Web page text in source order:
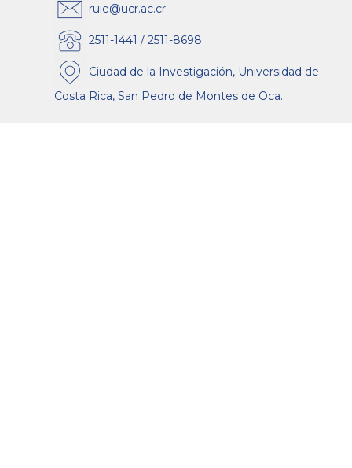
ruie@ucr.ac.cr
2511-1441 / 2511-8698
Ciudad de la Investigación, Universidad de
Costa Rica, San Pedro de Montes de Oca.